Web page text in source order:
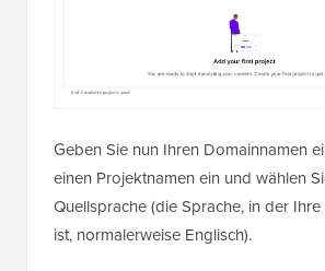
Geben Sie nun Ihren Domainnamen
einen Projektnamen ein und wählen
Quellsprache (die Sprache, in der
ist, normalerweise Englisch).